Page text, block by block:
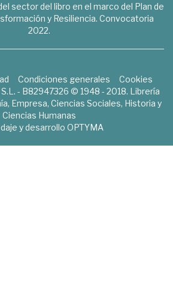
sector del libro en el marco del Plan de
y Resiliencia. Convocatoria
2022.
Condiciones generales
Cookies
- B82947326 © 1948 - 2018. Librería
Empresa, Ciencias Sociales, Historia y
Ciencias Humanas
y desarrollo OPTYMA